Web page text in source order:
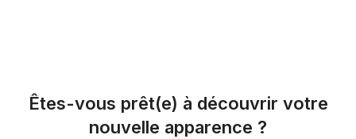
Êtes-vous prêt(e) à découvrir votre
nouvelle apparence ?